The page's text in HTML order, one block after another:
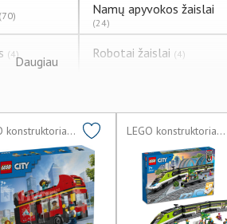
(70) Namų apyvokos žaislai
(24)
(4) Robotai žaislai (4)
figūrėlės Supamieji arkliukai(3)
(62)
Daugiau
LEGO konstruktoriai lego LEGO konstruktoriai lego